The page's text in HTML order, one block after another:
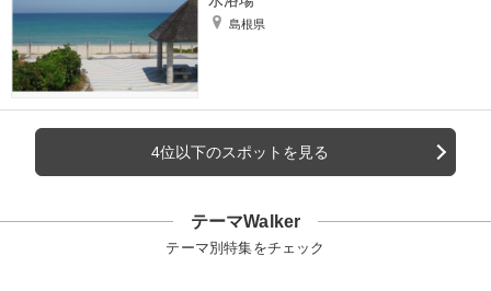
島根県
4位以下のスポットを見る
テーマWalker
テーマ別特集をチェック